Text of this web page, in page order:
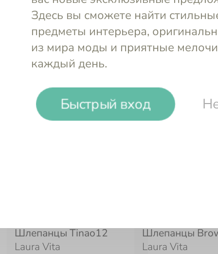
Быстрый вход
Laura Vita.
обувь
бренда
Шлепанцы Tinao12
Laura Vita
Шлепанцы
Laura Vita